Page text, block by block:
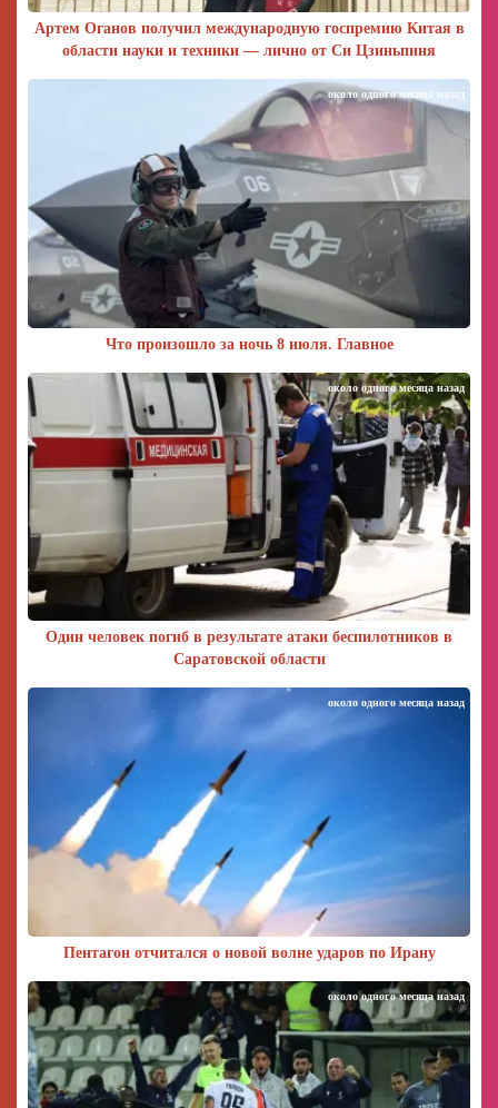
Артем Оганов получил международную госпремию Китая в
области науки и техники — лично от Си Цзиньпиня
Что произошло за ночь 8 июля. Главное
около одного месяца назад
Один человек погиб в результате атаки беспилотников в
Саратовской области
около одного месяца назад
Пентагон отчитался о новой волне ударов по Ирану
около одного месяца назад
около одного месяца назад